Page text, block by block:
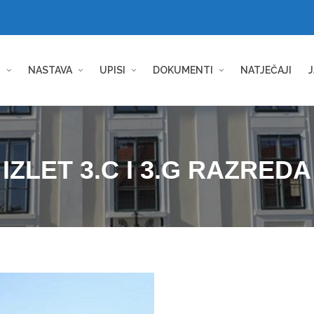
NASTAVA UPISI DOKUMENTI NATJEČAJI
IZLET 3.C I 3.G RAZREDA